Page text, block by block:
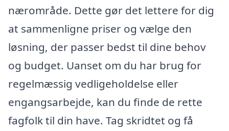
nærområde. Dette gør det lettere for dig
at sammenligne priser og vælge den
løsning, der passer bedst til dine behov
og budget. Uanset om du har brug for
regelmæssig vedligeholdelse eller
engangsarbejde, kan du finde de rette
fagfolk til din have. Tag skridtet og få